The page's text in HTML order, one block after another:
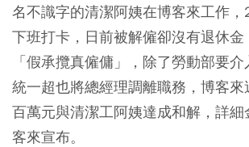
名不識字的清潔阿姨在博客來工作
下班打卡，日前被解僱卻沒有退休
「假承攬真僱傭」，除了勞動部要
統一超也將總經理調離職務，博客
百萬元與清潔工阿姨達成和解，詳
客來宣布。